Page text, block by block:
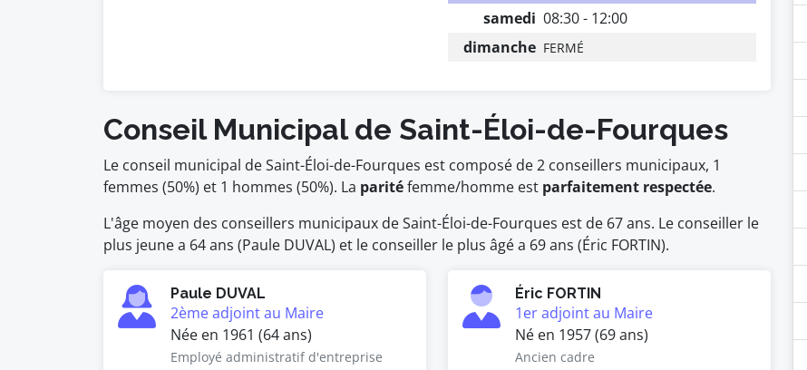
samedi 08:30 - 12:00
dimanche FERMÉ
Conseil Municipal de Saint-Éloi-de-Fourques
Le conseil municipal de Saint-Éloi-de-Fourques est composé de 2 conseillers municipaux, 1
femmes (50%) et 1 hommes (50%). La paritéfemme/homme est parfaitement respectée.
L'âge moyen des conseillers municipaux de Saint-Éloi-de-Fourques est de 67 ans. Le conseiller le
plus jeune a 64 ans (Paule DUVAL) et le conseiller le plus âgé a 69 ans (Éric FORTIN).
Paule DUVAL
2ème adjoint au Maire
Née en 1961 (64 ans)
Employé administratif d'entreprise
Éric FORTIN
1er adjoint au Maire
Né en 1957 (69 ans)
Ancien cadre